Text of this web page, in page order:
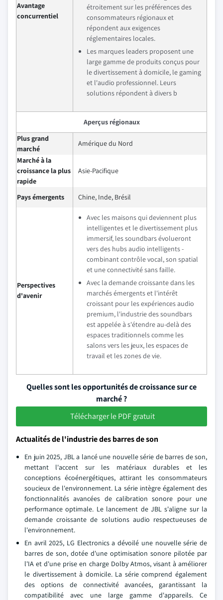
Avantage
concurrentiel
étroitement sur les préférences des
consommateurs régionaux et
répondent aux exigences
réglementaires locales.
Les marques leaders proposent une
large gamme de produits conçus pour
le divertissement à domicile, le gaming
et l'audio professionnel. Leurs
solutions répondent à divers b
Aperçus régionaux
Plus grand
marché
Amérique du Nord
Marché à la
croissance la plus
rapide
Asie-Pacifique
Pays émergents Chine, Inde, Brésil
Perspectives
d'avenir
Avec les maisons qui deviennent plus
intelligentes et le divertissement plus
immersif, les soundbars évolueront
vers des hubs audio intelligents -
combinant contrôle vocal, son spatial
et une connectivité sans faille.
Avec la demande croissante dans les
marchés émergents et l'intérêt
croissant pour les expériences audio
premium, l'industrie des soundbars
est appelée à s'étendre au-delà des
espaces traditionnels comme les
salons vers les jeux, les espaces de
travail et les zones de vie.
Quelles sont les opportunités de croissance sur ce
marché ?
Télécharger le PDF gratuit
Actualités de l'industrie des barres de son
En juin 2025, JBL a lancé une nouvelle série de barres de son,
mettant l'accent sur les matériaux durables et les
conceptions écoénergétiques, attirant les consommateurs
soucieux de l'environnement. La série intègre également des
fonctionnalités avancées de calibration sonore pour une
performance optimale. Le lancement de JBL s'aligne sur la
demande croissante de solutions audio respectueuses de
l'environnement.
En avril 2025, LG Electronics a dévoilé une nouvelle série de
barres de son, dotée d'une optimisation sonore pilotée par
l'IA et d'une prise en charge Dolby Atmos, visant à améliorer
le divertissement à domicile. La série comprend également
des options de connectivité avancées, garantissant la
compatibilité avec une large gamme d'appareils. Ce